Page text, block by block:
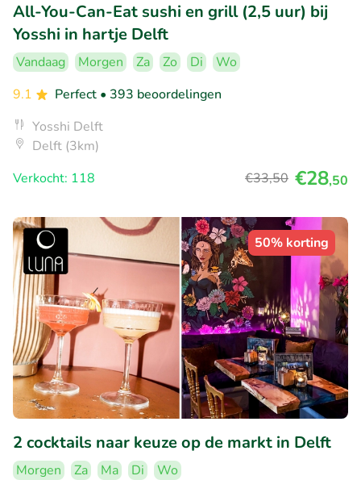
All-You-Can-Eat sushi en grill (2,5 uur) bij
Yosshi in hartje Delft
Vandaag Morgen Za Zo Di
Wo
9.1
Perfect • 393 beoordelingen
Yosshi Delft
Delft (3km)
Verkocht: 118
€33,50 €28,50
50% korting
2 cocktails naar keuze op de markt in Delft
Morgen Za Ma Di
Wo